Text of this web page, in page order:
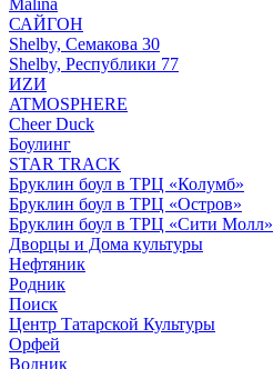
Malina
САЙГОН
Shelby, Семакова 30
Shelby, Республики 77
ИZИ
ATMOSPHERE
Cheer Duck
Боулинг
STAR TRACK
Бруклин боул в ТРЦ «Колумб»
Бруклин боул в ТРЦ «Остров»
Бруклин боул в ТРЦ «Сити Молл»
Дворцы и Дома культуры
Нефтяник
Родник
Поиск
Центр Татарской Культуры
Орфей
Водник